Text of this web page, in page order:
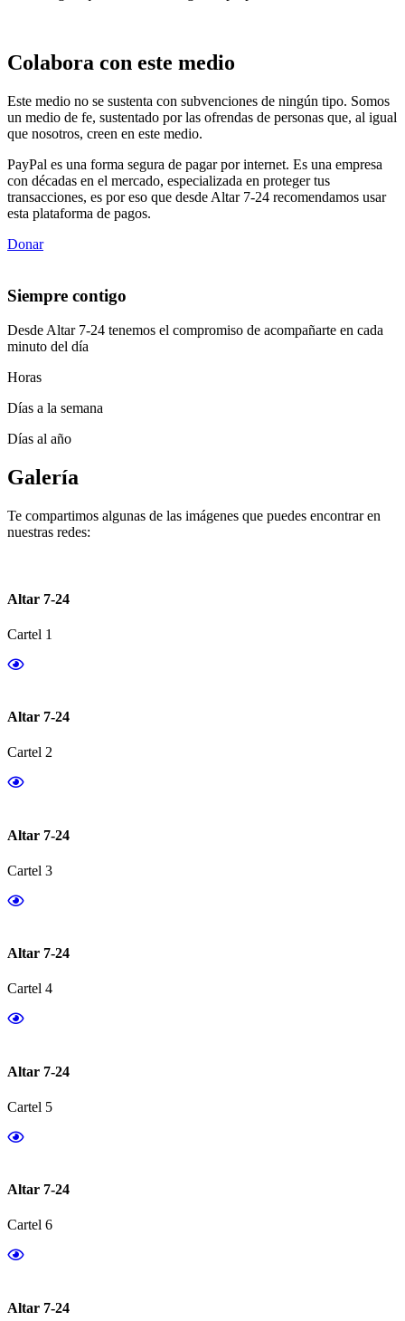
Colabora con este medio
Este medio no se sustenta con subvenciones de ningún tipo. Somos
un medio de fe, sustentado por las ofrendas de personas que, al igual
que nosotros, creen en este medio.
PayPal es una forma segura de pagar por internet. Es una empresa
con décadas en el mercado, especializada en proteger tus
transacciones, es por eso que desde Altar 7-24 recomendamos usar
esta plataforma de pagos.
Donar
Siempre contigo
Desde Altar 7-24 tenemos el compromiso de acompañarte en cada
minuto del día
Horas
Días a la semana
Días al año
Galería
Te compartimos algunas de las imágenes que puedes encontrar en
nuestras redes:
Altar 7-24
Cartel 1
Altar 7-24
Cartel 2
Altar 7-24
Cartel 3
Altar 7-24
Cartel 4
Altar 7-24
Cartel 5
Altar 7-24
Cartel 6
Altar 7-24